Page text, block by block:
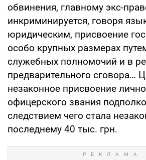
обвинения, главному экс-
инкриминируется, говоря
юридическим, присвоение
особо крупных размерах
служебных полномочий и в
предварительного сговора…
незаконное присвоение
офицерского звания
следствием чего стала
последнему 40 тыс. грн.